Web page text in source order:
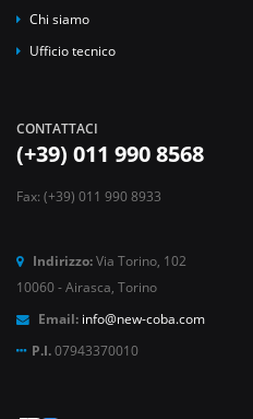
Chi siamo
Ufficio tecnico
CONTATTACI
(+39) 011 990 8568
Fax: (+39) 011 990 8933
Indirizzo:Via Torino, 102
10060 - Airasca, Torino
Email: info@new-coba.com
P.I.07943370010